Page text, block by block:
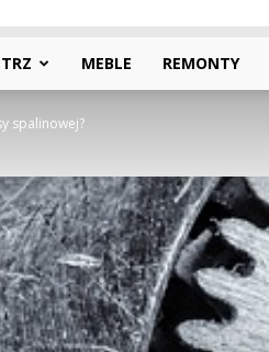
MEBLE REMONTY
spalinowej?